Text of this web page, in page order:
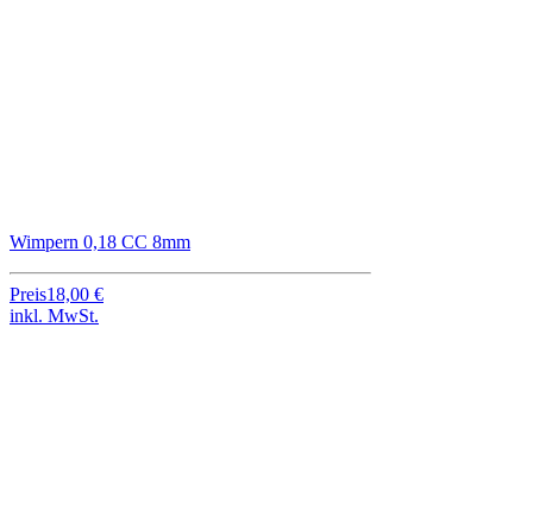
Wimpern 0,18 CC 8mm
Preis18,00 €
inkl. MwSt.